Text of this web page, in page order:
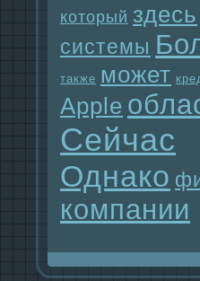
который здесь
системы
также может
Apple
Сейчас
Однaко
компании